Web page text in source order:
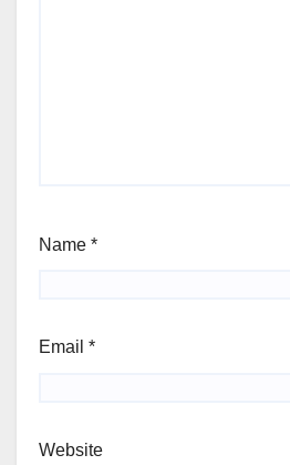
Name *
Email *
Website